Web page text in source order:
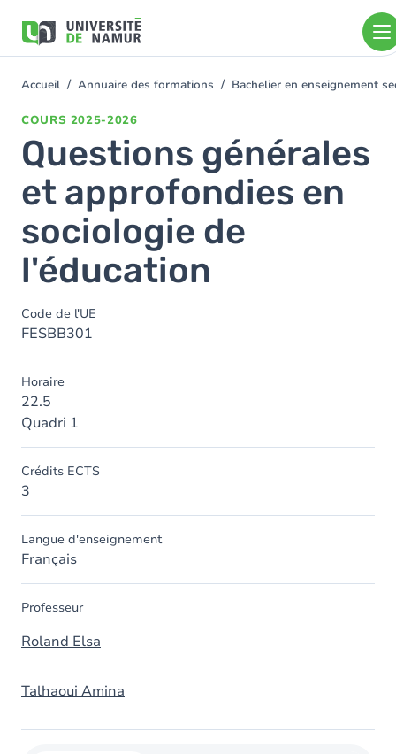
contenu
You
Accueil Annuaire des formations Bachelier en enseignement
COURS 2025-2026
Questions générales
et approfondies en
sociologie de
l'éducation
Code de l'UE
FESBB301
Horaire
22.5
Quadri 1
Crédits ECTS
3
Langue d'enseignement
Français
Professeur
Roland Elsa
Talhaoui Amina